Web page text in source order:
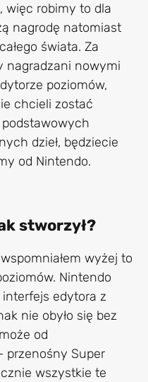
więc robimy to dla
nagrodę natomiast
świata. Za
nagradzani nowymi
poziomów,
chcieli zostać
dzieł, będziecie
od Nintendo.
stworzył?
wyżej to
Nintendo
interfejs edytora z
nie obyło się bez
od
przenośny Super
wszystkie te